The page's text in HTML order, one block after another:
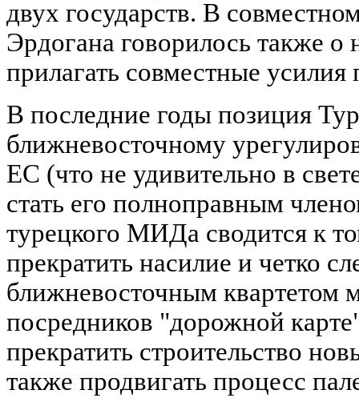
двух государств. В
Эрдогана говорилось также о
прилагать совместные
В последние годы позиция
ближневосточному
ЕС (что не удивительно в
стать его полноправным
турецкого МИДа сводится к
прекратить насилие и четко
ближневосточным квартетом
посредников "дорожной
прекратить строительство
также продвигать процесс